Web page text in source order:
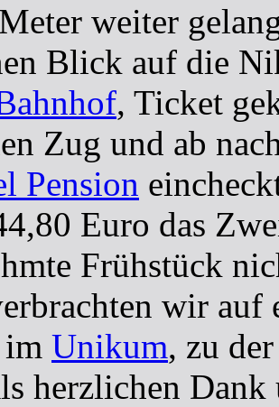
weiter
Blick auf die
, Ticket
Zug und ab
Pension
Euro das
Frühstück
wir auf
Unikum, zu
herzlichen Dank